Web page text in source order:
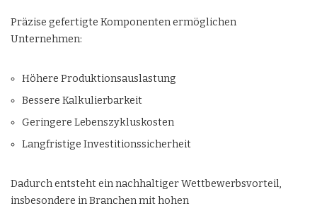
Präzise gefertigte Komponenten ermöglichen
Unternehmen:
Höhere Produktionsauslastung
Bessere Kalkulierbarkeit
Geringere Lebenszykluskosten
Langfristige Investitionssicherheit
Dadurch entsteht ein nachhaltiger Wettbewerbsvorteil,
insbesondere in Branchen mit hohen